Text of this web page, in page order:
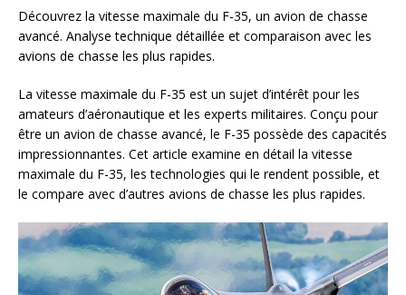
Découvrez la vitesse maximale du F-35, un avion de chasse
avancé. Analyse technique détaillée et comparaison avec les
avions de chasse les plus rapides.
La vitesse maximale du F-35 est un sujet d’intérêt pour les
amateurs d’aéronautique et les experts militaires. Conçu pour
être un avion de chasse avancé, le F-35 possède des capacités
impressionnantes. Cet article examine en détail la vitesse
maximale du F-35, les technologies qui le rendent possible, et
le compare avec d’autres avions de chasse les plus rapides.